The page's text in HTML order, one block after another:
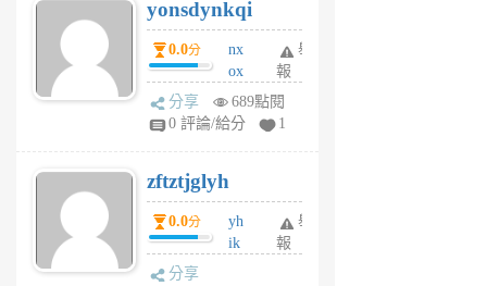
6
個
月
前
yonsdynkqi
0.0分
nx
ox
rh
pe
月
前
舉
報
分享
689點閱
0 評論/給分
1
zftztjglyh
0.0分
yh
ik
舉
報
分享